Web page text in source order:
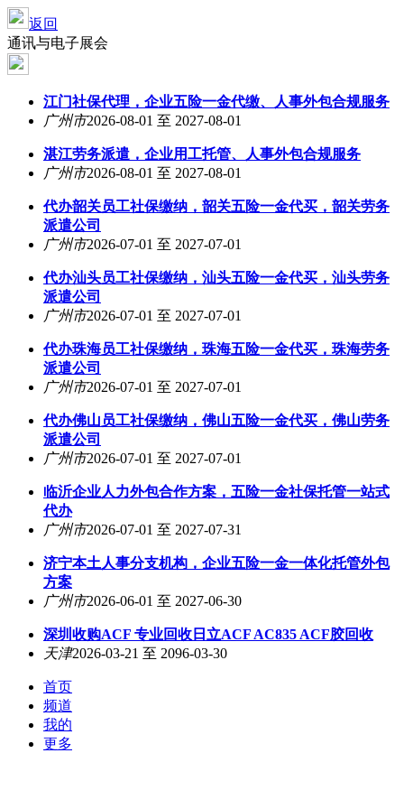
返回
通讯与电子展会
江门社保代理，企业五险一金代缴、人事外包合规服务
广州市2026-08-01 至 2027-08-01
湛江劳务派遣，企业用工托管、人事外包合规服务
广州市2026-08-01 至 2027-08-01
代办韶关员工社保缴纳，韶关五险一金代买，韶关劳务
派遣公司
广州市2026-07-01 至 2027-07-01
代办汕头员工社保缴纳，汕头五险一金代买，汕头劳务
派遣公司
广州市2026-07-01 至 2027-07-01
代办珠海员工社保缴纳，珠海五险一金代买，珠海劳务
派遣公司
广州市2026-07-01 至 2027-07-01
代办佛山员工社保缴纳，佛山五险一金代买，佛山劳务
派遣公司
广州市2026-07-01 至 2027-07-01
临沂企业人力外包合作方案，五险一金社保托管一站式
代办
广州市2026-07-01 至 2027-07-31
济宁本土人事分支机构，企业五险一金一体化托管外包
方案
广州市2026-06-01 至 2027-06-30
深圳收购ACF 专业回收日立ACF AC835 ACF胶回收
天津2026-03-21 至 2096-03-30
首页
频道
我的
更多